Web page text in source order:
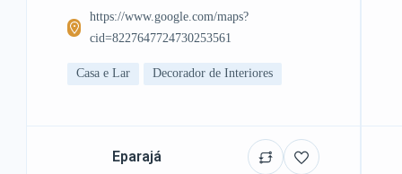
https://www.google.com/maps?
cid=8227647724730253561
Casa e Lar Decorador de Interiores
Eparajá